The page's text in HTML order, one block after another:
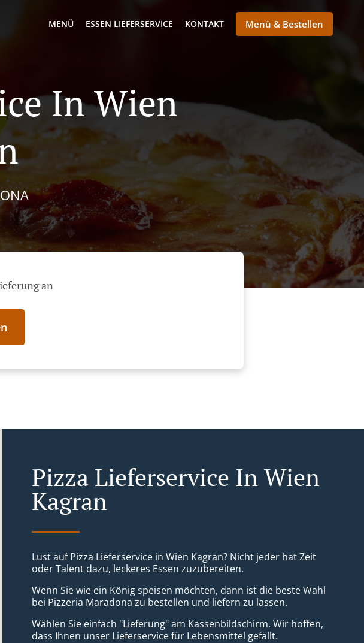
MENÜ ESSEN LIEFERSERVICE KONTAKT Menü & Bestellen
In Wien
an
Pizza Lieferservice In Wien
Kagran
Lust auf Pizza Lieferservice in Wien Kagran? Nicht jeder hat Zeit
oder Talent dazu, leckeres Essen zuzubereiten.
Wenn Sie wie ein König speisen möchten, dann ist die beste Wahl
bei Pizzeria Maradona zu bestellen und liefern zu lassen.
Wählen Sie einfach "Lieferung" am Kassenbildschirm. Wir hoffen,
dass Ihnen unser Lieferservice für Lebensmittel gefällt.